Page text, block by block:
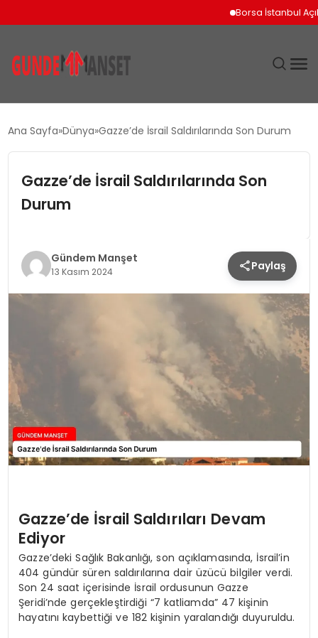
Borsa İstanbul
EKONOMI
TEKNOLOJI
Ana Sayfa Dünya Gazze’de İsrail Saldırılarında Son Durum
Gazze’de İsrail Saldırılarında Son
Durum
Gündem Manşet
13 Kasım 2024 Paylaş
Gazze’de İsrail Saldırıları Devam
Ediyor
Gazze’deki Sağlık Bakanlığı, son açıklamasında, İsrail’in
404 gündür süren saldırılarına dair üzücü bilgiler verdi.
Son 24 saat içerisinde İsrail ordusunun Gazze
Şeridi’nde gerçekleştirdiği “7 katliamda” 47 kişinin
hayatını kaybettiği ve 182 kişinin yaralandığı duyuruldu.